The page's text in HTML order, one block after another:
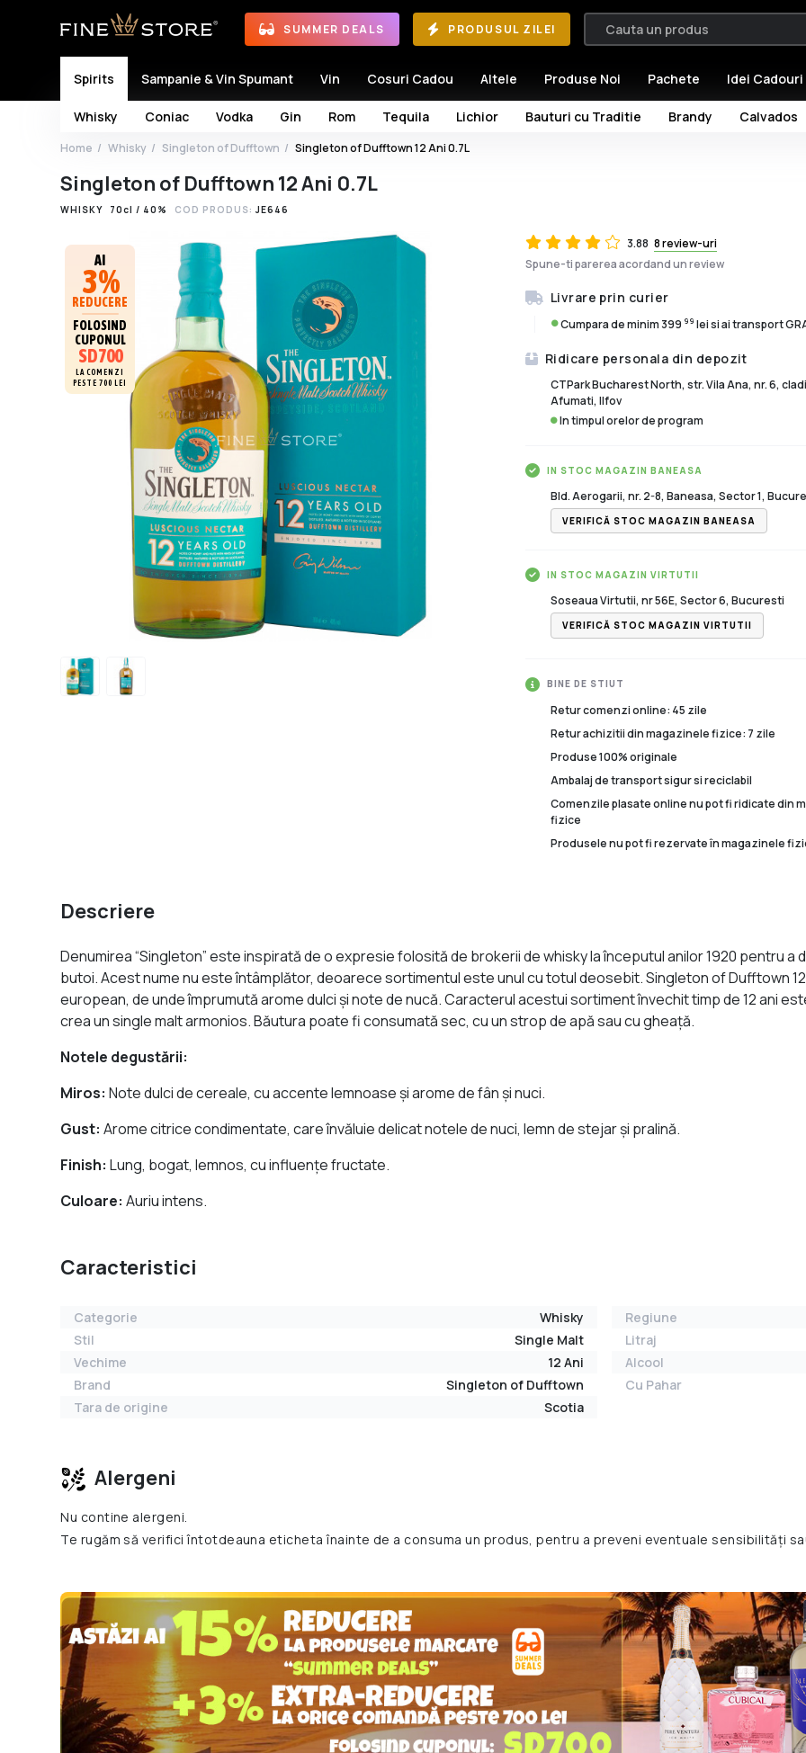
SUMMER DEALS PRODUSUL ZILEI
Spirits
Whisky Coniac Vodka Gin Rom Tequila Lichior Bauturi cu Traditie Brandy Calvados
Sampanie & Vin Spumant Vin Cosuri Cadou Altele Produse Noi Pachete Idei Cadouri
Home Whisky Singleton of Dufftown Singleton of Dufftown 12 Ani 0.7L
Singleton of Dufftown 12 Ani 0.7L
WHISKY 70cl / 40% COD PRODUS: JE646
AI
3%
REDUCERE
FOLOSIND
CUPONUL
SD700
LA COMENZI
PESTE 700 LEI
3.88 8 review-uri
Spune-ti parerea acordand un review
Livrare prin curier
Cumpara de minim 399 99 lei si ai transport
Ridicare personala din depozit
CTPark Bucharest North, str. Vila Ana, nr. 6,
Afumati, Ilfov
In timpul orelor de program
IN STOC MAGAZIN BANEASA
Bld. Aerogarii, nr. 2-8, Baneasa, Sector 1,
VERIFICĂ STOC MAGAZIN BANEASA
IN STOC MAGAZIN VIRTUTII
Soseaua Virtutii, nr 56E, Sector 6, Bucuresti
VERIFICĂ STOC MAGAZIN VIRTUTII
BINE DE STIUT
Retur comenzi online: 45 zile
Retur achizitii din magazinele fizice: 7 zile
Produse 100% originale
Ambalaj de transport sigur si reciclabil
Comenzile plasate online nu pot fi ridicate din
fizice
Produsele nu pot fi rezervate în magazinele
Descriere
Denumirea “Singleton” este inspirată de o expresie folosită de brokerii de whisky la începutul anilor 1920 pentru a
butoi. Acest nume nu este întâmplător, deoarece sortimentul este unul cu totul deosebit. Singleton of Dufftown
european, de unde împrumută arome dulci şi note de nucă. Caracterul acestui sortiment învechit timp de 12 ani
crea un single malt armonios. Băutura poate fi consumată sec, cu un strop de apă sau cu gheaţă.
Notele degustării:
Miros: Note dulci de cereale, cu accente lemnoase şi arome de fân şi nuci.
Gust: Arome citrice condimentate, care învăluie delicat notele de nuci, lemn de stejar şi pralină.
Finish: Lung, bogat, lemnos, cu influenţe fructate.
Culoare: Auriu intens.
Caracteristici
Categorie
Whisky
Stil
Single Malt
Vechime
12 Ani
Brand
Singleton of Dufftown
Tara de origine
Scotia
Regiune
Litraj
Alcool
Cu Pahar
Alergeni
Nu contine alergeni.
Te rugăm să verifici întotdeauna eticheta înainte de a consuma un produs, pentru a preveni eventuale sensibilități